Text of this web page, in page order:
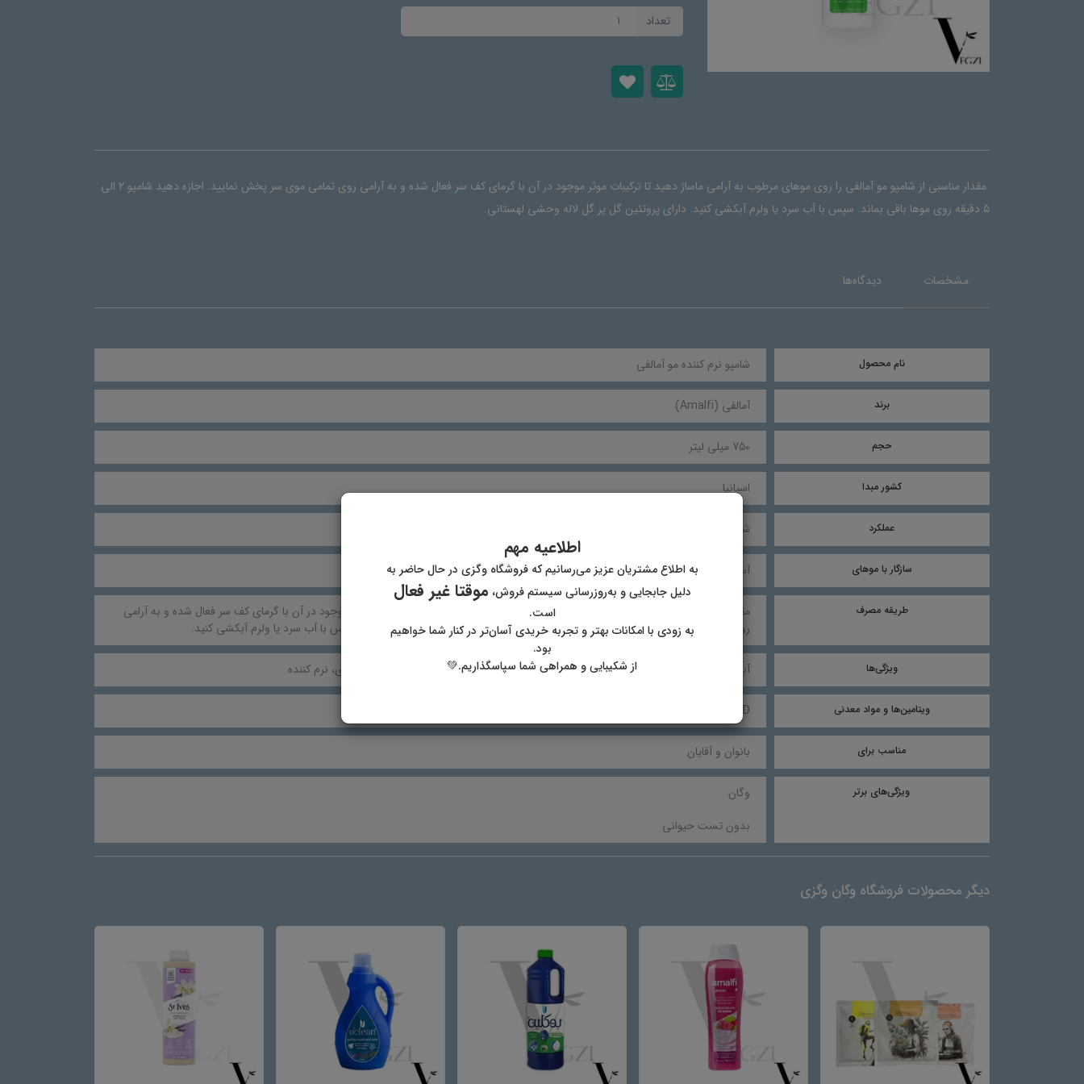
تعداد
مقدار مناسبی از شامپو مو آمالفی را روی موهای مرطوب به آرامی ماساژ دهید تا ترکیبات موثر موجود در آن با گرمای کف سر فعال شده و به آرامی روی تمامی موی سر پخش نمایید. اجازه دهید شامپو ۲ الی
۵ دقیقه روی موها باقی بماند. سپس با آب سرد یا ولرم آبکشی کنید. دارای پروتئین گل پر گل لاله وحشی لهستانی.
مشخصات دیدگاه‌ها
نام محصول شامپو نرم کننده مو آمالفی
برند آمالفی (Amalfi)
حجم 750 میلی لیتر
کشور مبدا اسپانیا
عملکرد شامپو، ماسک مو، نرم کننده، کرم مو
سازگار با موهای آسیب دیده، انواع مو، خشک، شکننده، مجعد و فر، معمولی، وزدار
طریقه مصرف
مقدار مناسبی از شامپو مو آمالفی را روی موهای مرطوب به آرامی ماساژ دهید تا ترکیبات موثر موجود در آن با گرمای کف سر فعال شده و به آرامی
روی تمامی موی سر پخش نمایید. اجازه دهید شامپو ۲ الی ۵ دقیقه روی موها باقی بماند. سپس با آب سرد یا ولرم آبکشی کنید.
ویژگی‌ها آبرسان، جلوگیری از وز شدن مو، درخشان کننده، صاف کننده، ضد پیری، محافظت کننده، مغذی، نرم کننده
ویتامین‌ها و مواد معدنی A، B5، D
مناسب برای بانوان و آقایان
ویژگی‌های برتر
وگان
بدون تست حیوانی
دیگر محصولات فروشگاه وگان وگزی
اطلاعیه مهم
به اطلاع مشتریان عزیز می‌رسانیم که فروشگاه وگزی در حال حاضر به
دلیل جابجایی و به‌روزرسانی سیستم فروش، موقتا غیر فعال
است.
به زودی با امکانات بهتر و تجربه خریدی آسان‌تر در کنار شما خواهیم
بود.
از شکیبایی و همراهی شما سپاسگذاریم.💚